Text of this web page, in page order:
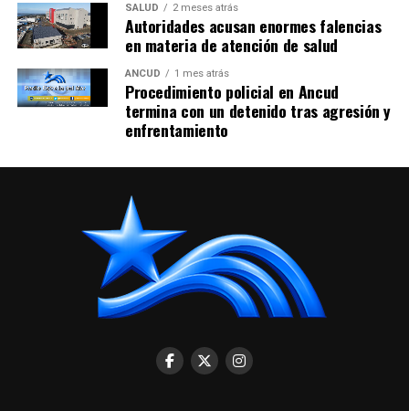
SALUD 2 meses atrás
Autoridades acusan enormes falencias
en materia de atención de salud
ANCUD 1 mes atrás
Procedimiento policial en Ancud
termina con un detenido tras agresión y
enfrentamiento